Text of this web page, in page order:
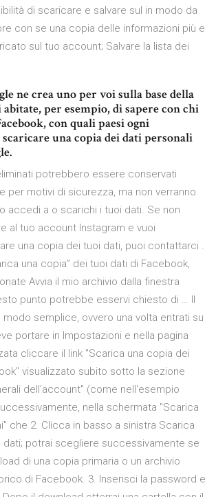
di scaricare e salvare sul in modo da
con se una copia delle informazioni più e
sul tuo account; Salvare la lista dei
ne crea uno per voi sulla base della
per esempio, di sapere con chi
con quali paesi ogni
una copia dei dati personali
potrebbero essere conservati
per motivi di sicurezza, ma non verranno
accedi a o scarichi i tuoi dati. Se non
al tuo account Instagram e vuoi
una copia dei tuoi dati, puoi contattarci .
una copia” dei tuoi dati di Facebook,
Avvia il mio archivio dalla finestra
punto potrebbe esservi chiesto di … Il
semplice, ovvero una volta entrati su
portare in Impostazioni e nella pagina
cliccare il link "Scarica una copia dei
visualizzato subito sotto la sezione
dell'account" (come nell'esempio
nella schermata "Scarica
che 2. Clicca in basso a sinistra Scarica
dati; potrai scegliere successivamente se
di una copia primaria o un archivio
di Facebook. 3. Inserisci la password e